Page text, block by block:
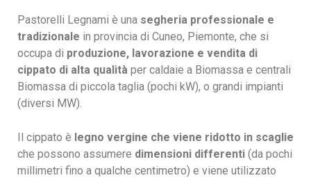
Pastorelli Legnami è una segheria professionale e
tradizionale in provincia di Cuneo, Piemonte, che si
occupa di produzione, lavorazione e vendita di
cippato di alta qualità per caldaie a Biomassa e centrali
Biomassa di piccola taglia (pochi kW), o grandi impianti
(diversi MW).
Il cippato è legno vergine che viene ridotto in scaglie
che possono assumere dimensioni differenti (da pochi
millimetri fino a qualche centimetro) e viene utilizzato